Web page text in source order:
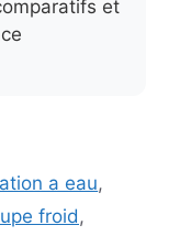
et
a eau,
froid ,